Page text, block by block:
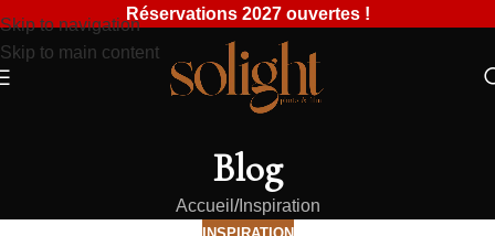
Skip to navigation
Skip to main content
Réservations 2027 ouvertes !
Blog
Accueil Inspiration